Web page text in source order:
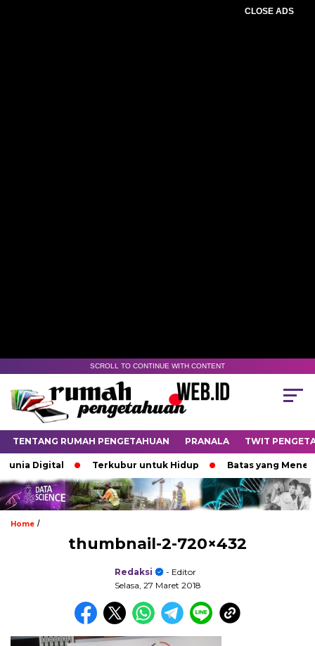
CLOSE ADS
SCROLL TO CONTINUE WITH CONTENT
TENTANG RUMAH PENGETAHUAN PRANALA TWIT
Digital Terkubur untuk Hidup Batas yang
Home /
thumbnail-2-720×432
Redaksi
- Editor
Selasa, 27 Maret 2018